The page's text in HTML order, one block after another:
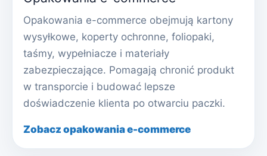
Opakowania e-commerce obejmują kartony
wysyłkowe, koperty ochronne, foliopaki,
taśmy, wypełniacze i materiały
zabezpieczające. Pomagają chronić produkt
w transporcie i budować lepsze
doświadczenie klienta po otwarciu paczki.
Zobacz opakowania e-commerce